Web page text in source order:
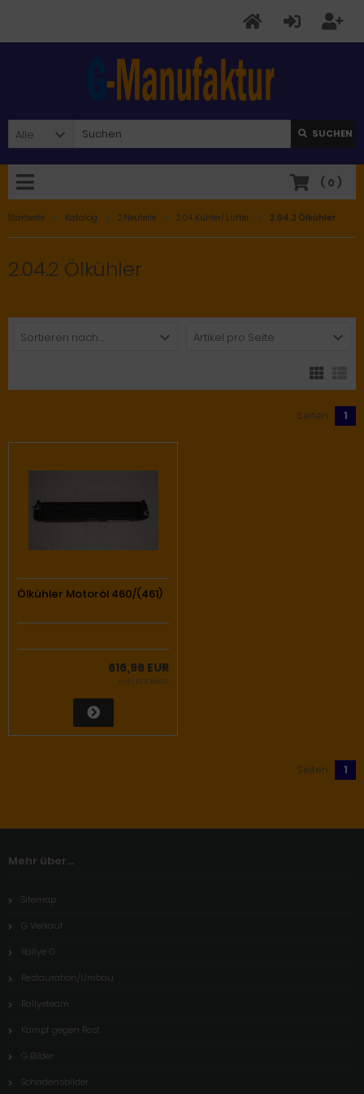
Alle SUCHEN
( 0 )
Startseite Katalog 2.Neuteile 2.04. Kühler/ Lüfter 2.04.2 Ölkühler
2.04.2 Ölkühler
Sortieren nach ... Artikel pro Seite
Seiten: 1
Ölkühler Motoröl 460/(461)
616,96 EUR
inkl. 19 % MwSt.
Seiten: 1
Mehr über...
Sitemap
G Verkauf
Rallye G
Restauration/Umbau
Rallyeteam
Kampf gegen Rost
G Bilder
Schadensbilder